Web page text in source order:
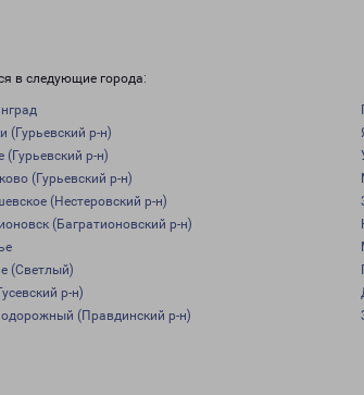
в следующие города:
(Гурьевский р-н)
(Гурьевский р-н)
(Гурьевский р-н)
(Нестеровский р-н)
(Багратионовский р-н)
(Светлый)
р-н)
(Правдинский р-н)